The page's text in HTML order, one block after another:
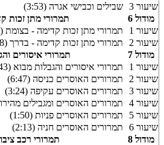
שיעור 3
שבילים וכבישי אגרה (3:53)
מודול 6
תמרורי מתן זכות
שיעור 1
תמרורי מתן זכות קדימה - בצומת (9:49)
שיעור 2
תמרורי מתן זכות קדימה - בדרך (6:38)
מודול 7
תמרורי איסורים
שיעור 1
תמרורי איסורים והגבלות מבוא (0:43)
שיעור 2
תמרורים האוסרים כניסה (6:47)
שיעור 3
תמרורים האוסרים עקיפה (3:24)
שיעור 4
תמרורים האוסרים ומגבילים מהירות
שיעור 5
תמרורים האוסרים פניות (1:50)
שיעור 6
תמרורים האוסרים חניה (2:13)
מודול 8
תמרורי רכב